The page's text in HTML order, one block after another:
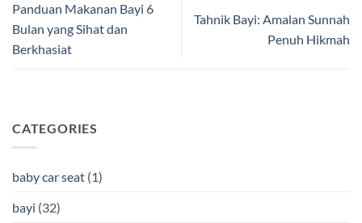
Panduan Makanan Bayi 6
Bulan yang Sihat dan
Berkhasiat
Tahnik Bayi: Amalan Sunnah
Penuh Hikmah
CATEGORIES
baby car seat (1)
bayi (32)